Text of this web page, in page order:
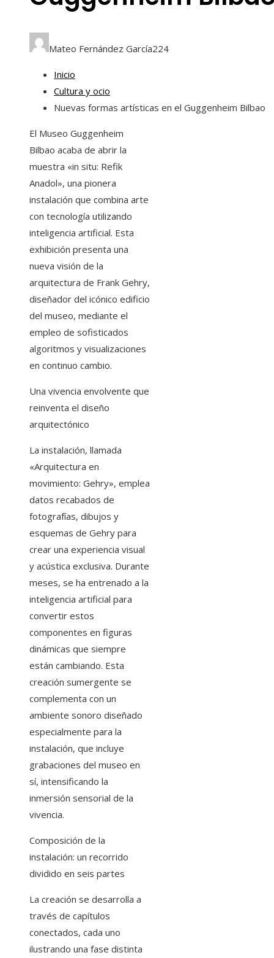
Mateo Fernández García224
Inicio
Cultura y ocio
Nuevas formas artísticas en el Guggenheim Bilbao
El Museo Guggenheim
Bilbao acaba de abrir la
muestra «in situ: Refik
Anadol», una pionera
instalación que combina arte
con tecnología utilizando
inteligencia artificial. Esta
exhibición presenta una
nueva visión de la
arquitectura de Frank Gehry,
diseñador del icónico edificio
del museo, mediante el
empleo de sofisticados
algoritmos y visualizaciones
en continuo cambio.
Una vivencia envolvente que
reinventa el diseño
arquitectónico
La instalación, llamada
«Arquitectura en
movimiento: Gehry», emplea
datos recabados de
fotografías, dibujos y
esquemas de Gehry para
crear una experiencia visual
y acústica exclusiva. Durante
meses, se ha entrenado a la
inteligencia artificial para
convertir estos
componentes en figuras
dinámicas que siempre
están cambiando. Esta
creación sumergente se
complementa con un
ambiente sonoro diseñado
especialmente para la
instalación, que incluye
grabaciones del museo en
sí, intensificando la
inmersión sensorial de la
vivencia.
Composición de la
instalación: un recorrido
dividido en seis partes
La creación se desarrolla a
través de capítulos
conectados, cada uno
ilustrando una fase distinta